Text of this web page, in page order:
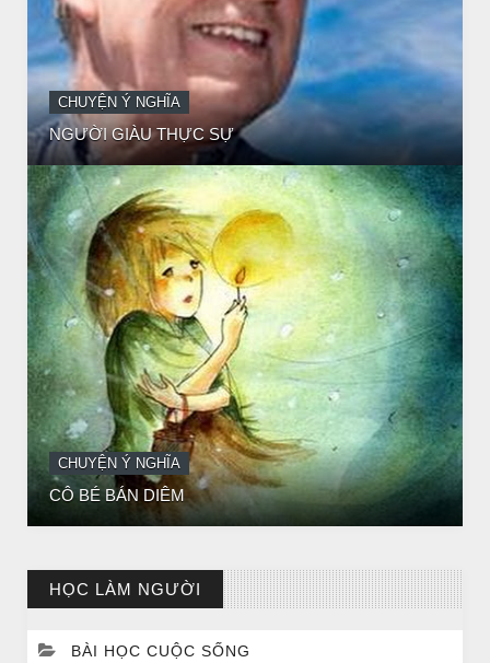
CHUYỆN Ý NGHĨA
CÔ BÉ BÁN DIÊM
CHUYỆN Ý NGHĨA
ĐÊM NOEL ĐẸP NHẤT TRONG ĐỜI
HỌC LÀM NGƯỜI
BÀI HỌC CUỘC SỐNG